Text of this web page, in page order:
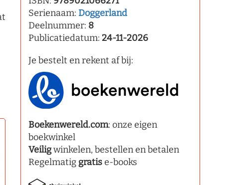
Serienaam: Doggerland
Deelnummer: 8
Publicatiedatum: 24-11-2026
Je bestelt en rekent af bij:
Boekenwereld.com: onze eigen
boekwinkel
Veiligwinkelen, bestellen en betalen
Regelmatig gratise-books